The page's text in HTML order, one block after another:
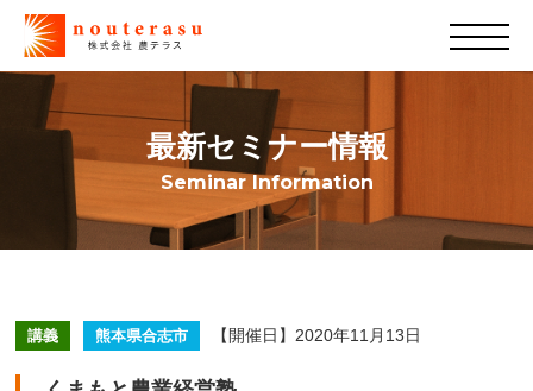
最新セミナー情報
Seminar Information
講義 熊本県合志市 【開催日】2020年11月13日